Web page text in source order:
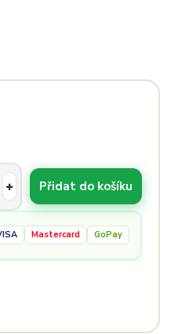
Přidat do košíku
Mastercard GoPay